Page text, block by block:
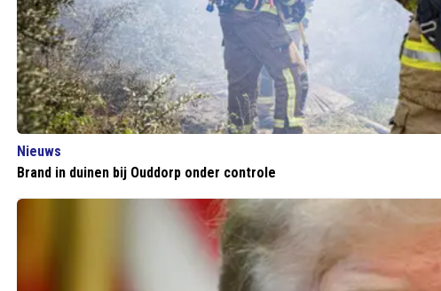
Nieuws
Brand in duinen bij Ouddorp onder controle